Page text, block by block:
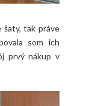
tak práve
som ich
prvý nákup v